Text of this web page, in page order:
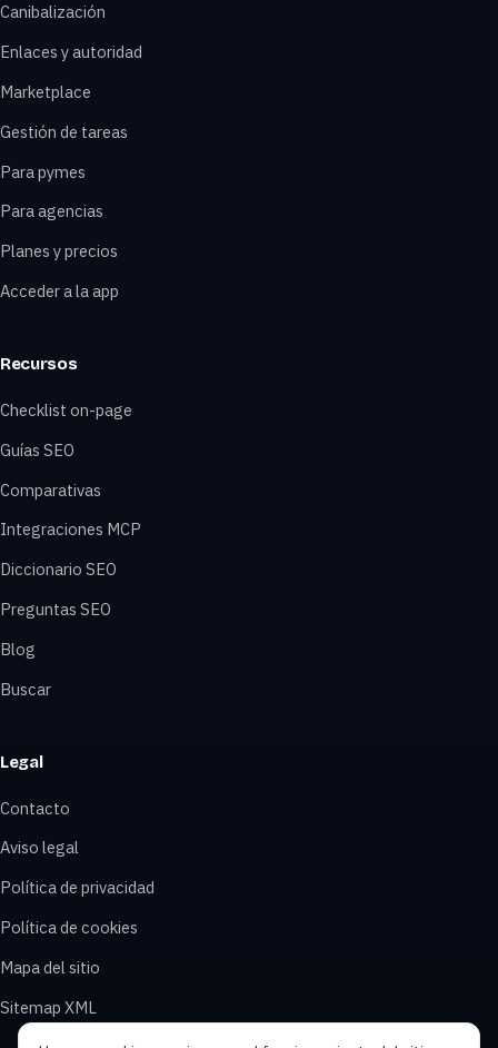
Canibalización
Enlaces y autoridad
Marketplace
Gestión de tareas
Para pymes
Para agencias
Planes y precios
Acceder a la app
Recursos
Checklist on-page
Guías SEO
Comparativas
Integraciones MCP
Diccionario SEO
Preguntas SEO
Blog
Buscar
Legal
Contacto
Aviso legal
Política de privacidad
Política de cookies
Mapa del sitio
Sitemap XML